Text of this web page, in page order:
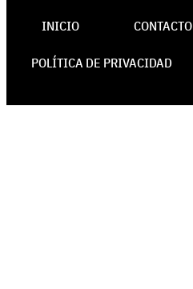
INICIO CONTACTO
POLÍTICA DE PRIVACIDAD